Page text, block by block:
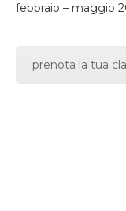
febbraio – maggio
prenota la tua